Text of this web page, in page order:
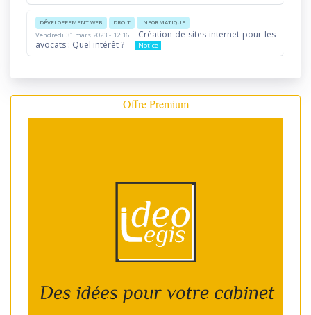
DÉVELOPPEMENT WEB DROIT INFORMATIQUE
Vendredi 31 mars 2023 - 12:16 - Création de sites internet pour les
avocats : Quel intérêt ?
Notice
Offre Premium